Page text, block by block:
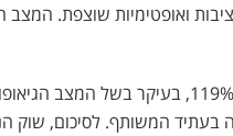
המעידה על יציבות ואופטימיות
עדות לכך: רכישות תושבי חוץ זינקו בכ-
המשותף. לסיכום, שוק